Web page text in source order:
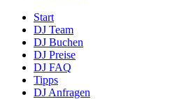
Start
DJ Team
DJ Buchen
DJ Preise
DJ FAQ
Tipps
DJ Anfragen